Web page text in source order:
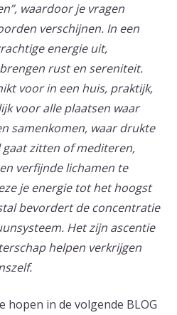
waardoor je vragen
verschijnen. In een
energie uit,
rust en sereniteit.
voor in een huis, praktijk,
voor alle plaatsen waar
samenkomen, waar drukte
gaat zitten of mediteren,
verfijnde lichamen te
je energie tot het hoogst
bevordert de concentratie
Het zijn ascentie
helpen verkrijgen
hopen in de volgende BLOG